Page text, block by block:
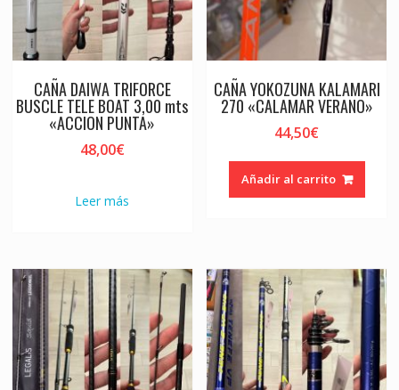
CAÑA DAIWA TRIFORCE
BUSCLE TELE BOAT 3,00 mts
«ACCION PUNTA»
48,00€
Leer más
CAÑA YOKOZUNA KALAMARI
270 «CALAMAR VERANO»
44,50€
Añadir al carrito